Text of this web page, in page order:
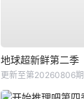
地球超新鲜第二季
更新至第20260806期